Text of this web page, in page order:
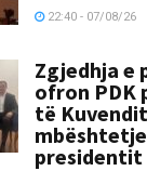
22:40 - 07/08/26
Zgjedhja e
ofron PDK
të
presidentit